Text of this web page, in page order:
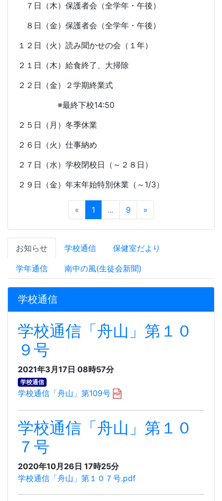
７日（木）保護者会（全学年・午後）
８日（金）保護者会（全学年・午後）
１２日（火）読み聞かせの会（１年）
２１日（木）給食終了、大掃除
２２日（金）２学期終業式
※最終下校14:50
２５日（月）冬季休業
２６日（火）仕事納め
２７日（水）学校閉校日（～２８日）
２９日（金）年末年始特別休業（～ 1/3）
« 1 ... 9 »
お知らせ 学校通信 保健室だより
学年通信 南中の風(生徒会新聞)
学校通信
学校通信「舟山」第１０
９号
2021年3月17日 08時57分
学校通信
学校通信「舟山」第109号
学校通信「舟山」第１０
７号
2020年10月26日 17時25分
学校通信「舟山」第１０７号.pdf